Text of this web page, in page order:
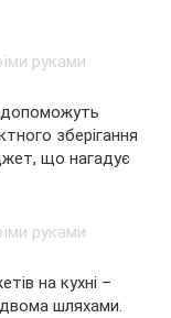
допоможуть
зберігання
що нагадує
на кухні –
шляхами.